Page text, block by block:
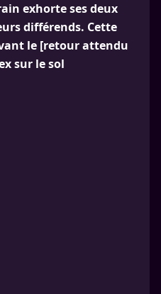
exhorte ses deux
différends. Cette
le [retour attendu
sur le sol